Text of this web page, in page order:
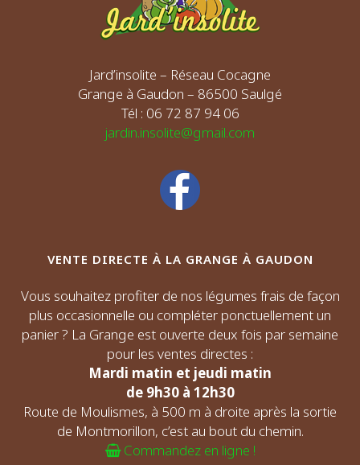
Jard’insolite – Réseau Cocagne
Grange à Gaudon – 86500 Saulgé
Tél : 06 72 87 94 06
jardin.insolite@gmail.com
VENTE DIRECTE À LA GRANGE À GAUDON
Vous souhaitez profiter de nos légumes frais de façon
plus occasionnelle ou compléter ponctuellement un
panier ? La Grange est ouverte deux fois par semaine
pour les ventes directes :
Mardi matin et jeudi matin
de 9h30 à 12h30
Route de Moulismes, à 500 m à droite après la sortie
de Montmorillon, c’est au bout du chemin.
Commandez en ligne !